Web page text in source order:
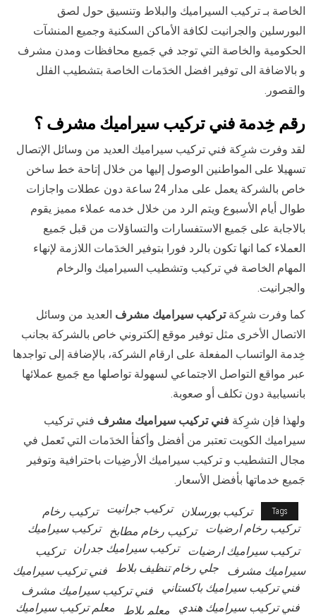
الخاصة بـ تركيب السيراميك والبلاط وتنسيق حول لصق
البورسلين والجرانيت لكافة الأماكن السكنية وجميع المنشآت
الحكومية والخاصة التي توجد في جَميع محافظات ومدن مشرف
و بالاضافة الى توفير افضل الخدَمات الخاصة بتشطيب الفلل
والقصور.
رقم خِدمة فني تركيب سيراميك مشرف ؟
لقد وفرت شرِكة فني تركيب سيراميك العديد من وسائل الإتصال
تسهيلا على المواطنين الوصول إليها من خلال إتاحة خط ساخن
خاص بالشركة يعمل على مدار 24 ساعة دون عطلات واجازات
طوال أيام الأسبوع ويتم الرد من خلال خدمه عملاء مميز يقوم
بالاجابة على جَميع الاستفسارات والتساؤلات من قبل جَميع
العملاء كما انها تكون بالرد فورا بتوفير الخدَمات اللازمة لإنهاء
المهام الخاصة في تركيب وتشطيب السيراميك والرخام
والجرانيت.
كما وفرت شرِكةتركيب سيراميك مشرف العديد من وسائل
الاتصال الأخرى مثل توفير موقع إلكتروني خاص بالشركة بجانب
خِدمة الواتساب المفعلة على ارقام الشركة، بالإضافة إلى تواجدها
عبر مواقع التواصل الاجتماعي لسهولة تواصلها مع جَميع عملائها
بانسيابية دون تكلف أو صعوبة.
ولهذا فإن شرِكة فني تركيب سيراميك مشرف فني تركيب
سيراميك الكويت تعتبر من أفضل وأكفأ الخدَمات التي تَعمل في
مجال التشطيب و تركيب سيراميك الأرضِيات باحترافية وتوفير
جَميع خدماتها بأفضل الأسعار.
Tags تركيب بورسلان تركيب جرانيت
تركيب رخام
تركيب رخام ارضيات
تركيب رخام مطابخ
تركيب سيراميك
تركيب سيراميك ارضيات
تركيب سيراميك جدران
تركيب
سيراميك مشرف
جلي رخام تنظيف بلاط
فني تركيب سيراميك
فني تركيب سيراميك باكستاني
فني تركيب سيراميك مشرف
فني تركيب سيراميك هندي
معلم بلاط معلم تركيب سيراميك